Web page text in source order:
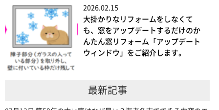
2026.02.15
大掛かりなリフォームをしなくて
も、窓をアップデートするだけのか
んたん窓リフォーム「アップデート
ウィンドウ」をご紹介します。
最新記事